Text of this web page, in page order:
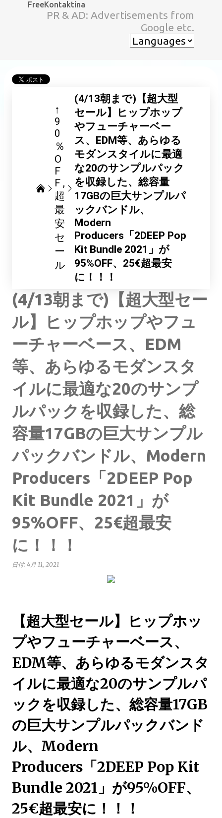
スキップしてメイン コンテンツに移動
FreeKontaktina
PR & AD: Advertisements from
Google etc.
↑
9
0
％
O
F
F
超
最
安
セ
ー
ル
(4/13朝まで)【超大型
セール】ヒップホップ
やフューチャーベー
ス、EDM等、あらゆる
モダンスタイルに最適
な20のサンプルパック
を収録した、総容量
17GBの巨大サンプルパ
ックバンドル、
Modern
Producers「2DEEP Pop
Kit Bundle 2021」が
95%OFF、25€超最安
に！！！
(4/13朝まで)【超大型セー
ル】ヒップホップやフュ
ーチャーベース、EDM
等、あらゆるモダンスタ
イルに最適な20のサンプ
ルパックを収録した、総
容量17GBの巨大サンプル
パックバンドル、Modern
Producers「2DEEP Pop
Kit Bundle 2021」が
95%OFF、25€超最安
に！！！
日付: 4月 11, 2021
【超大型セール】ヒップホッ
プやフューチャーベース、
EDM等、あらゆるモダンスタ
イルに最適な20のサンプルパ
ックを収録した、総容量17GB
の巨大サンプルパックバンド
ル、Modern
Producers「2DEEP Pop Kit
Bundle 2021」が95%OFF、
25€超最安に！！！